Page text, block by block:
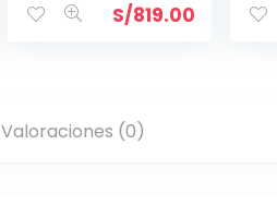
S/819.00
Valoraciones (0)